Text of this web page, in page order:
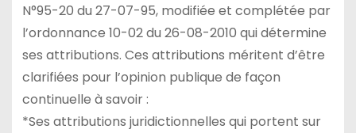
N°95-20 du 27-07-95, modifiée et complétée par
l’ordonnance 10-02 du 26-08-2010 qui détermine
ses attributions. Ces attributions méritent d’être
clarifiées pour l’opinion publique de façon
continuelle à savoir :
*Ses attributions juridictionnelles qui portent sur